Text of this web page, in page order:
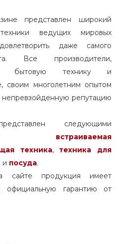
представлен широкий
ведущих мировых
даже самого
Все производители,
бытовую технику и
своим многолетним опытом
непревзойденную репутацию
следующими
встраиваемая
техника,
техника для
и посуда.
сайте продукция имеет
официальную гарантию от